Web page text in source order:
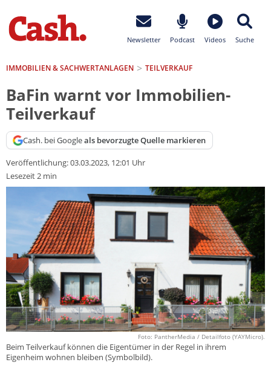
Newsletter Podcast Videos Suche
IMMOBILIEN & SACHWERTANLAGEN TEILVERKAUF
BaFin warnt vor Immobilien-
Teilverkauf
Cash. bei Googleals bevorzugte Quelle markieren
Veröffentlichung:03.03.2023, 12:01 Uhr
Lesezeit 2 min
Foto: PantherMedia / Detailfoto (YAYMicro).
Beim Teilverkauf können die Eigentümer in der Regel in ihrem
Eigenheim wohnen bleiben (Symbolbild).